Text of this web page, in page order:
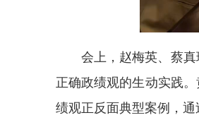
会上，赵梅英、蔡
正确政绩观的生动实践
绩观正反面典型案例，